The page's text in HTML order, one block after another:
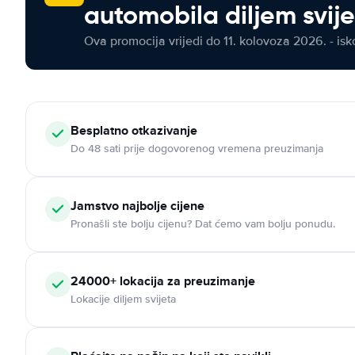
automobila diljem
Ova promocija vrijedi do 11. kolovoza 2026. -
Besplatno otkazivanje
Do 48 sati prije dogovorenog vremena preuzimanja
Jamstvo najbolje cijene
Pronašli ste bolju cijenu? Dat ćemo vam bolju ponudu.
24000+ lokacija za preuzimanje
Lokacije diljem svijeta